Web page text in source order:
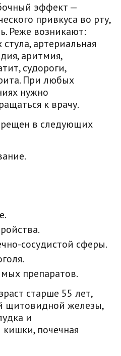
эффект —
привкуса во рту,
Реже возникают:
стула, артериальная
аритмия,
судороги,
При любых
нужно
к врачу.
в следующих
сосудистой сферы.
препаратов.
старше 55 лет,
щитовидной железы,
и
почечная